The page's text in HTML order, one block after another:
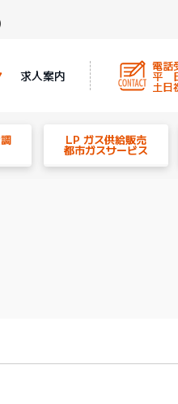
求人案内
電話
平
土
LP ガス供給販売
都市ガスサービス